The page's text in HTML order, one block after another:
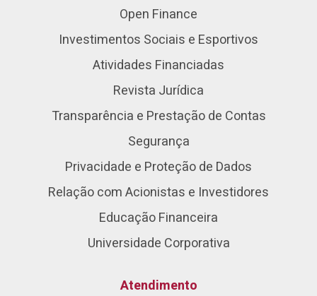
Open Finance
Investimentos Sociais e Esportivos
Atividades Financiadas
Revista Jurídica
Transparência e Prestação de Contas
Segurança
Privacidade e Proteção de Dados
Relação com Acionistas e Investidores
Educação Financeira
Universidade Corporativa
Atendimento